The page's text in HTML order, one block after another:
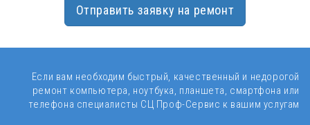
Отправить заявку на ремонт
Если вам необходим быстрый, качественный и недорогой
ремонт компьютера, ноутбука, планшета, смартфона или
телефона специалисты СЦ Проф-Сервис к вашим услугам